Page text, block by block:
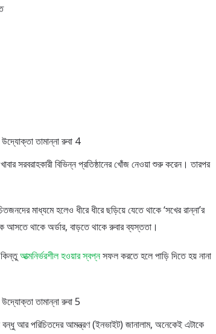
সরবরাহকারী বিভিন্ন প্রতিষ্ঠানের খোঁজ নেওয়া শুরু করেন। তারপর
মাধ্যমে হলেও ধীরে ধীরে ছড়িয়ে যেতে থাকে ‘সখের রান্না’র
আসতে থাকে অর্ডার, বাড়তে থাকে রুবার ব্যস্ততা।
আত্মনির্ভরশীল হওয়ার স্বপ্নসফল করতে হলে পাড়ি দিতে হয় নানা
আর পরিচিতদের আমন্ত্রণ (ইনভাইট) জানালাম, অনেকেই এটাকে